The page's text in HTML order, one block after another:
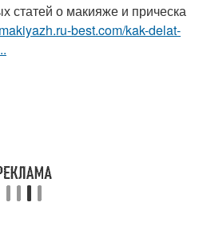
о макияже и прическа
best.com/kak-delat-